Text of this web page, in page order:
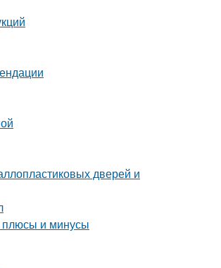
дверей и
плюсы и минусы